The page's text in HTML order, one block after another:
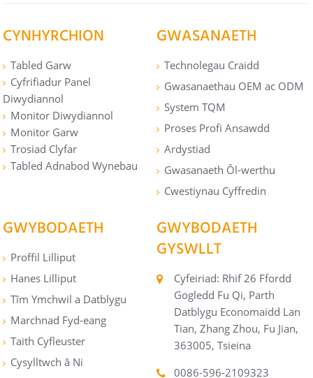
CYNHYRCHION
Tabled Garw
Cyfrifiadur Panel
Diwydiannol
Monitor Diwydiannol
Monitor Garw
Trosiad Clyfar
Tabled Adnabod Wynebau
GWASANAETH
Technolegau Craidd
Gwasanaethau OEM ac ODM
System TQM
Proses Profi Ansawdd
Ardystiad
Gwasanaeth Ôl-werthu
Cwestiynau Cyffredin
GWYBODAETH
Proffil Lilliput
Hanes Lilliput
Tîm Ymchwil a Datblygu
Marchnad Fyd-eang
Taith Cyfleuster
Cysylltwch â Ni
GWYBODAETH
GYSWLLT
Cyfeiriad: Rhif 26 Ffordd
Gogledd Fu Qi, Parth
Datblygu Economaidd Lan
Tian, ​​Zhang Zhou, Fu Jian,
363005, Tsieina
0086-596-2109323